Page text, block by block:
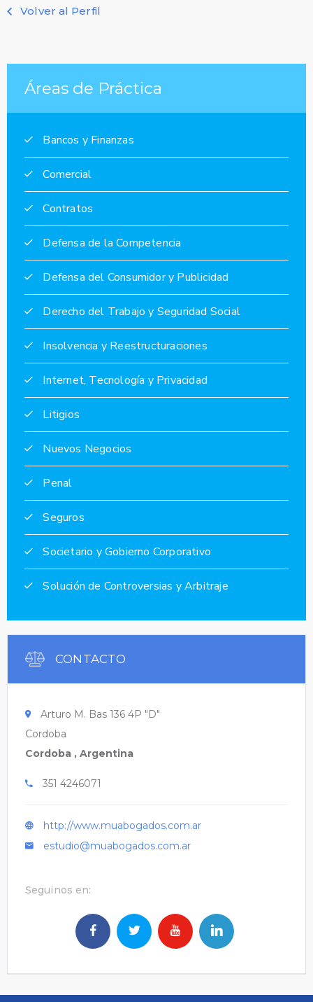
Volver al Perfil
Áreas de Práctica
Bancos y Finanzas
Comercial
Contratos
Defensa de la Competencia
Defensa del Consumidor y Publicidad
Derecho del Trabajo y Seguridad Social
Insolvencia y Reestructuraciones
Internet, Tecnología y Privacidad
Litigios
Nuevos Negocios
Penal
Seguros
Societario y Gobierno Corporativo
Solución de Controversias y Arbitraje
CONTACTO
Arturo M. Bas 136 4P "D"
Cordoba
Cordoba , Argentina
351 4246071
http://www.muabogados.com.ar
estudio@muabogados.com.ar
Seguinos en: